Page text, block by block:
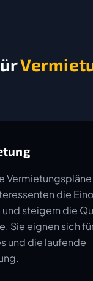
Vermietungspläne
die
und steigern die
Sie eignen sich
und die laufende